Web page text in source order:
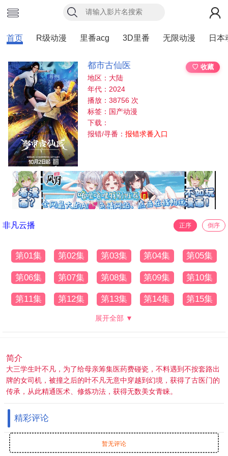
首页 R级动漫 里番acg 3D里番 无限动漫 日本
都市古仙医
♡ 收藏
地区：大陆
年代：2024
播放：38756 次
标签：国产动漫
下载：
报错/寻番：报错求番入口
非凡云播 正序 倒序
第01集 第02集 第03集 第04集 第05集
第06集 第07集 第08集 第09集 第10集
第11集 第12集 第13集 第14集 第15集
展开全部 ▼
简介
大三学生叶不凡，为了给母亲筹集医药费碰瓷，不料遇到不按套路出
牌的女司机，被撞之后的叶不凡无意中穿越到幻境，获得了古医门的
传承，从此精通医术、修炼功法，获得无数美女青睐。
精彩评论
暂无评论